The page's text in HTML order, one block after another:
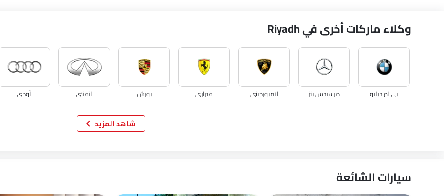
وكلاء ماركات أخرى في Riyadh
بي إم دبليو مرسيدس بنز لامبورجيني فيراري بورش انفنتي أودي
شاهد المزيد
سيارات الشائعة